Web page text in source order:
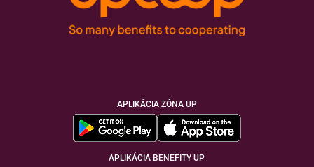
APLIKÁCIA ZÓNA UP
APLIKÁCIA BENEFITY UP